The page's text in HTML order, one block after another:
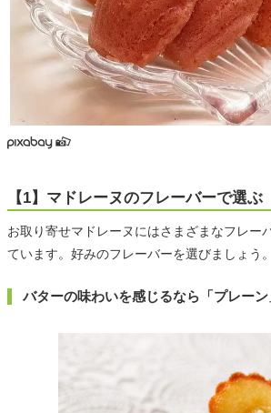
【1】マドレーヌのフレーバーで選ぶ
お取り寄せマドレーヌにはさまざまなフレー
ています。好みのフレーバーを選びましょう。
バターの味わいを感じるなら「プレーン